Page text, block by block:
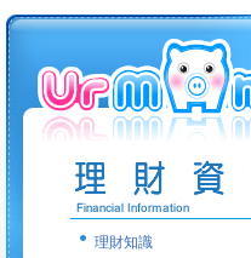
理財知識